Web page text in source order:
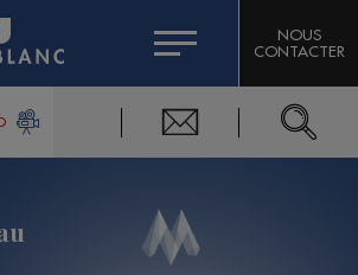
CHRONIQUES DE L'EXPERT
CITIZEN MACHINERY
MASSIF DOMAINES SKIABLES
DU MONT-BLANC
NOUS
CONTACTER